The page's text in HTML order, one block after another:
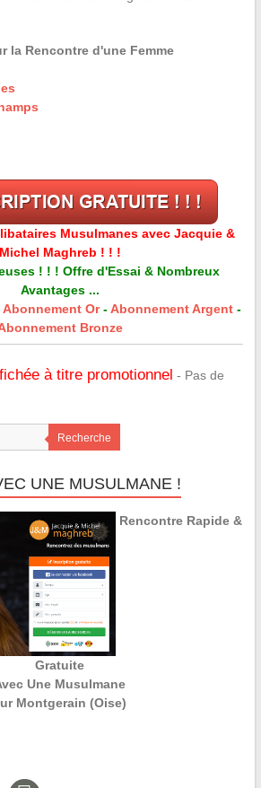
la Rencontre d'une Femme
Musulmanes avec Jacquie &
Michel Maghreb ! ! !
! ! ! Offre d'Essai & Nombreux
Avantages ...
Abonnement Or-Abonnement Argent -
Bronze
à titre promotionnel - Pas de
Recherche
UNE MUSULMANE !
Rencontre Rapide &
Gratuite
Une Musulmane
Montgerain (Oise)